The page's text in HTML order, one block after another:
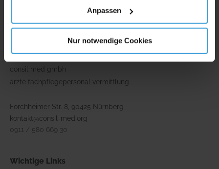
Anpassen
Nur notwendige Cookies
angepasst und können fiktiv sein.
*** mehr zur YouTube-Datenschutzerklärung sowie deren Einwilligung
findet man hier:Mehr erfahren.
Adresse
consil med gmbh
ärzte fachpflegepersonal vermittlung
Forchheimer Str. 8, 90425 Nürnberg
kontakt@consil-med.org
0911 / 580 669 30
Wichtige Links